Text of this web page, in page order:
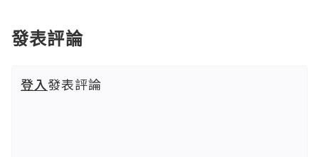
發表評論
登入發表評論